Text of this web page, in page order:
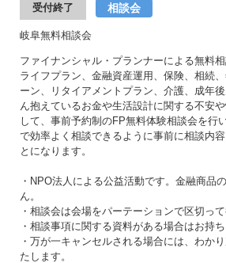
受付終了 相談会
岐阜無料相談会
ファイナンシャル・プランナーによる無料相
ライフプラン、金融資産運用、保険、相続
ーン、リタイアメントプラン、介護、成年
ん抱えているお金や生活設計に関する不安
して、事前予約制のFP無料体験相談会を行
で効率よく相談できるように事前に相談内
とになります。
・NPO法人による公益活動です。金融商品
ん。
・相談会は会場をパーテーションで区切って
・相談事項に関する資料がある場合はお持ち
・万が一キャンセルされる場合には、わか
たします。